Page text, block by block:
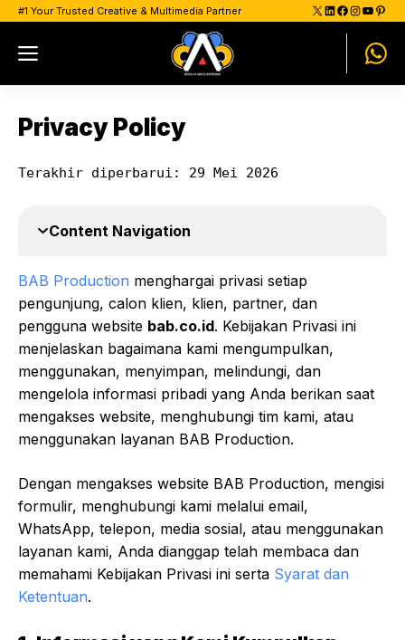
Skip
content
#1 Your Trusted Creative & Multimedia Partner X LinkedIn
Facebook
Instagram
Menu
Privacy Policy
Terakhir diperbarui: 29 Mei 2026
Content Navigation
BAB Production menghargai privasi setiap
pengunjung, calon klien, klien, partner, dan
pengguna website bab.co.id. Kebijakan Privasi ini
menjelaskan bagaimana kami mengumpulkan,
menggunakan, menyimpan, melindungi, dan
mengelola informasi pribadi yang Anda berikan saat
mengakses website, menghubungi tim kami, atau
menggunakan layanan BAB Production.
Dengan mengakses website BAB Production, mengisi
formulir, menghubungi kami melalui email,
WhatsApp, telepon, media sosial, atau menggunakan
layanan kami, Anda dianggap telah membaca dan
memahami Kebijakan Privasi ini serta Syarat dan
Ketentuan.